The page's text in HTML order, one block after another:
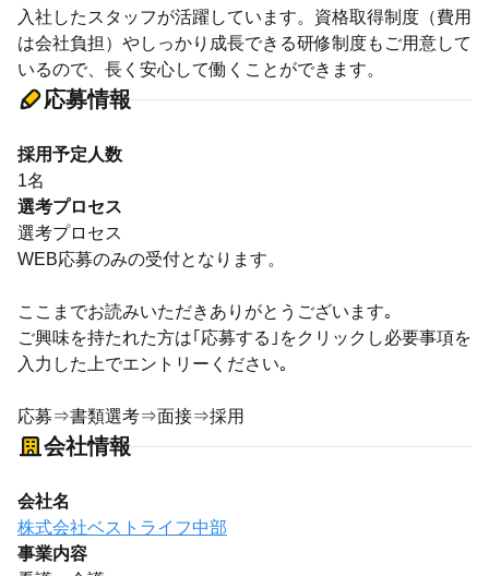
入社したスタッフが活躍しています。資格取得制度（費用
は会社負担）やしっかり成長できる研修制度もご用意して
いるので、長く安心して働くことができます。
応募情報
採用予定人数
1名
選考プロセス
選考プロセス
WEB応募のみの受付となります。
ここまでお読みいただきありがとうございます｡
ご興味を持たれた方は｢応募する｣をクリックし必要事項を
入力した上でエントリーください｡
応募⇒書類選考⇒面接⇒採用
会社情報
会社名
株式会社ベストライフ中部
事業内容